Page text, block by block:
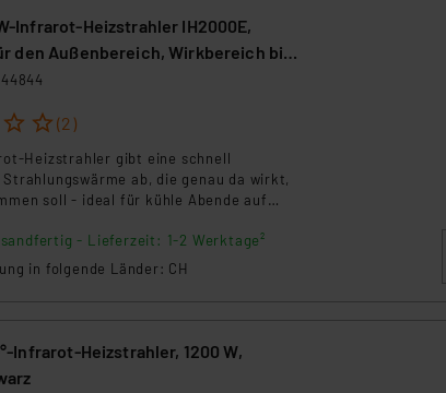
Infrarot-Heizstrahler IH2000E,
den Außenbereich, Wirkbereich bis
4 5 (2)
Heizstrahler gibt eine schnell
ab, die genau da wirkt,
soll - ideal für kühle Abende auf
schnelles und ökonomisches
- Lieferzeit: 1-2 Werktage²
in folgende Länder: CH
Infrarot-Heizstrahler, 1200 W,